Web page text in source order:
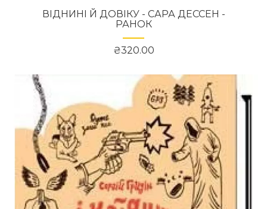
ВІДНИНІ Й ДОВІКУ - САРА ДЕССЕН -
РАНОК
₴320.00